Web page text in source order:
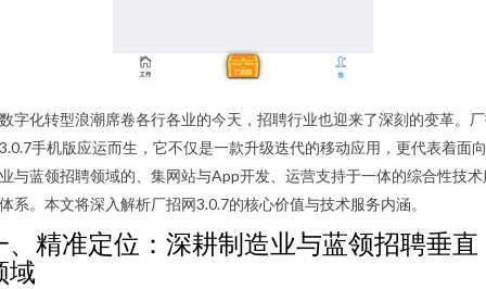
字化转型浪潮席卷各行各业的今天，招聘行业也迎来了深刻的变革。
手机版应运而生，它不仅是一款升级迭代的移动应用，更代表着面
与蓝领招聘领域的、集网站与App开发、运营支持于一体的综合性技术
系。本文将深入解析厂招网3.0.7的核心价值与技术服务内涵。
、精准定位：深耕制造业与蓝领招聘垂直
域